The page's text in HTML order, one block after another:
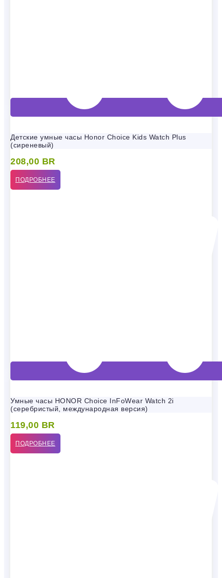
Детские умные часы Honor Choice Kids Watch Plus
(сиреневый)
208,00 BR
ПОДРОБНЕЕ
Умные часы HONOR Choice InFoWear Watch 2i
(серебристый, международная версия)
119,00 BR
ПОДРОБНЕЕ